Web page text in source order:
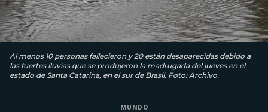
Al menos 10 personas fallecieron y 20 están desaparecidas debido a
las fuertes lluvias que se produjeron la madrugada del jueves en el
estado de Santa Catarina, en el sur de Brasil. Foto: Archivo.
MUNDO